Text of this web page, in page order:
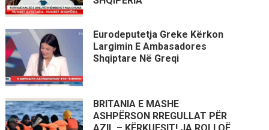
Eurodeputetja Greke Kërkon
Largimin E Ambasadores
Shqiptare Në Greqi
BRITANIA E MASHE
ASHPËRSON RREGULLAT PËR